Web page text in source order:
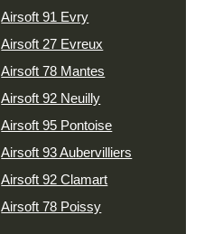
Airsoft 91 Evry
Airsoft 27 Evreux
Airsoft 78 Mantes
Airsoft 92 Neuilly
Airsoft 95 Pontoise
Airsoft 93 Aubervilliers
Airsoft 92 Clamart
Airsoft 78 Poissy